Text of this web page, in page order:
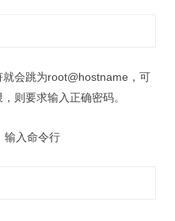
会跳为root@hostname，可
则要求输入正确密码。
输入命令行